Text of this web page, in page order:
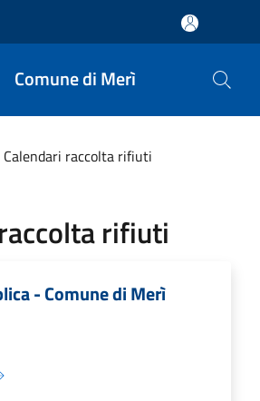
Comune di Merì
Calendari raccolta rifiuti
rifiuti
- Comune di Merì